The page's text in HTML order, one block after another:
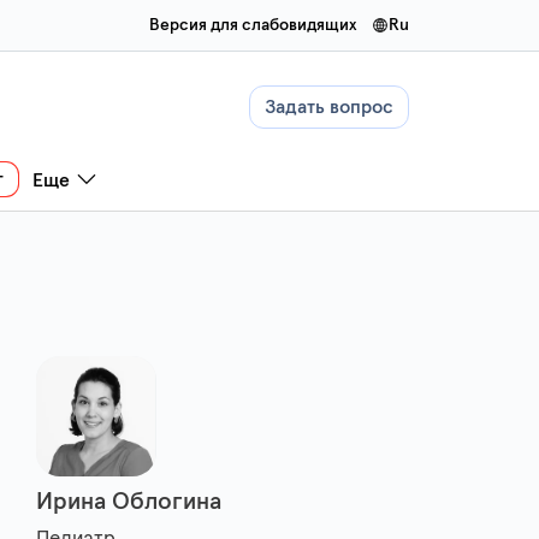
Версия для слабовидящих ru
Задать вопрос
Еще
Ирина Облогина